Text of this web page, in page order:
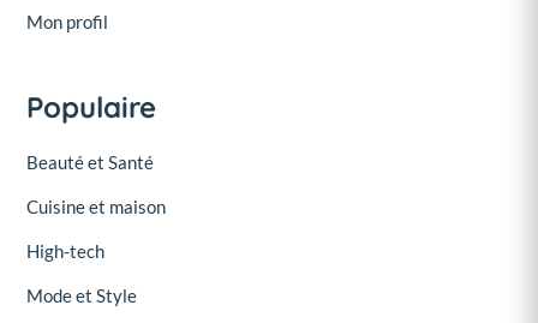
Mon profil
Populaire
Beauté et Santé
Cuisine et maison
High-tech
Mode et Style